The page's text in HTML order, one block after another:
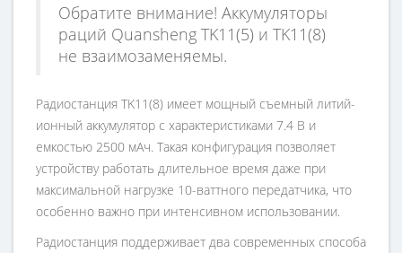
Обратите внимание! Аккумуляторы
раций Quansheng TK11(5) и TK11(8)
не взаимозаменяемы.
Радиостанция TK11(8) имеет мощный съемный литий-
ионный аккумулятор с характеристиками 7.4 В и
емкостью 2500 мАч. Такая конфигурация позволяет
устройству работать длительное время даже при
максимальной нагрузке 10-ваттного передатчика, что
особенно важно при интенсивном использовании.
Радиостанция поддерживает два современных способа